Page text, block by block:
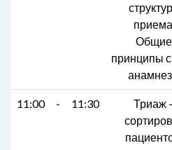
Общие
принципы
11:00 - 11:30
Триаж